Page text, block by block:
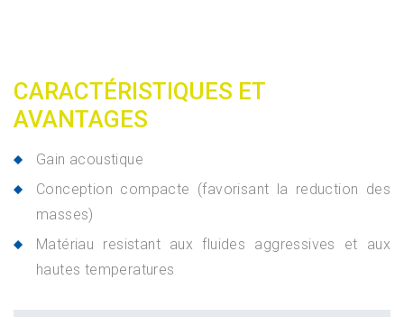
CARACTÉRISTIQUES ET
AVANTAGES
Gain acoustique
Conception compacte (favorisant la reduction des
masses)
Matériau resistant aux fluides aggressives et aux
hautes temperatures